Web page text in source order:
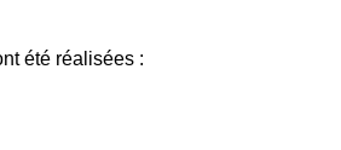
été réalisées :